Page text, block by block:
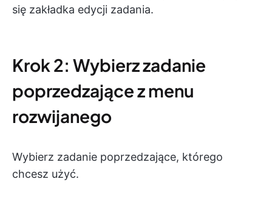
się zakładka edycji zadania.
Krok 2: Wybierz zadanie
poprzedzające z menu
rozwijanego
Wybierz zadanie poprzedzające, którego
chcesz użyć.